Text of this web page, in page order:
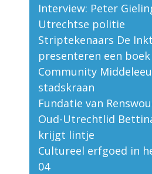
Interview: Peter
Utrechtse politie
Striptekenaars De
presenteren een
Community
stadskraan
Fundatie van
Oud-Utrechtlid
krijgt lintje
Cultureel erfgoed in
04